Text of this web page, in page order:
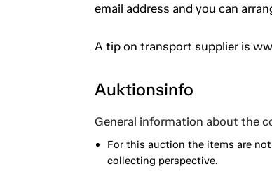
email address and you can
A tip on transport supplier is
Auktionsinfo
General information about the
For this auction the items are
collecting perspective.